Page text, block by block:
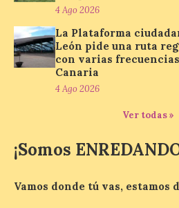
La nueva
Airbnb se
programa TAP
los clientes
dos millas por
gastado en alojamientos y
propuesta de valor del programa,
Iberia Express, 10 años
volando a Islandia y
4 Ago 2026
La Plataforma
León pide una ruta
con varias
Canaria
4 Ago 2026
Ver todas »
¡Somos
Vamos donde tú vas, estamos